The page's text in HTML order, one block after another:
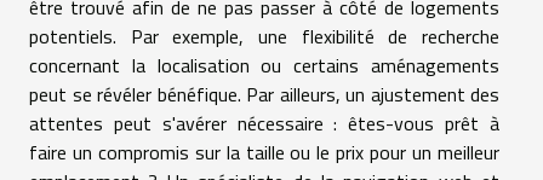
être trouvé afin de ne pas passer à côté de logements
potentiels. Par exemple, une flexibilité de recherche
concernant la localisation ou certains aménagements
peut se révéler bénéfique. Par ailleurs, un ajustement des
attentes peut s'avérer nécessaire : êtes-vous prêt à
faire un compromis sur la taille ou le prix pour un meilleur